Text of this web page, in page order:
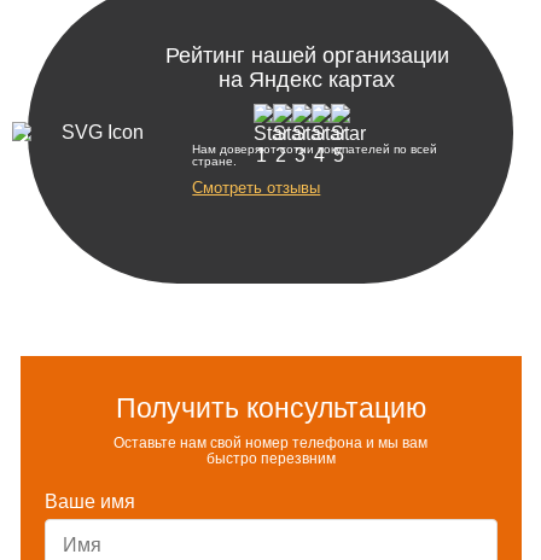
Рейтинг нашей организации
на Яндекс картах
Нам доверяют сотни покупателей по всей
стране.
Смотреть отзывы
Получить консультацию
Оставьте нам свой номер телефона и мы вам
быстро перезвним
Ваше имя